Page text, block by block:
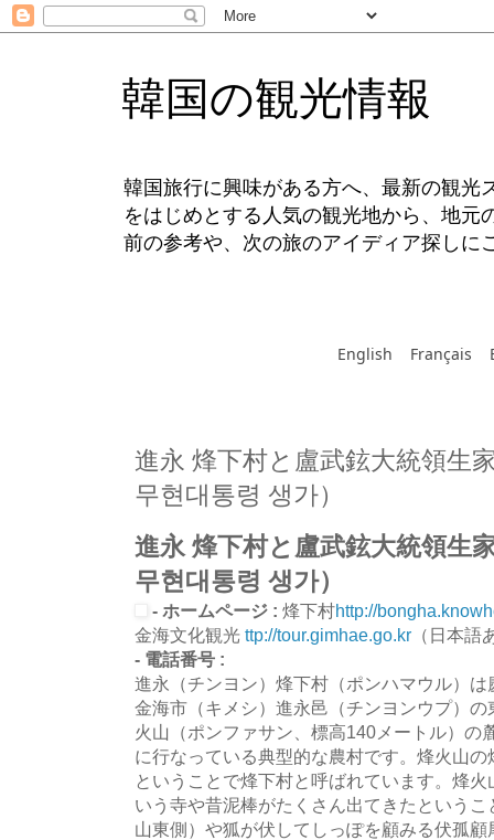
韓国の観光情報
韓国旅行に興味がある方へ、最新の観光
をはじめとする人気の観光地から、地
前の参考や、次の旅のアイディア探しに
English Français
進永 烽下村と盧武鉉大統領生
무현대통령 생가）
進永 烽下村と盧武鉉大統領生
무현대통령 생가）
- ホームページ : 烽下村http://
金海文化観光 ttp://tour.gimhae.go.kr （日本語
- 電話番号 :
進永（チンヨン）烽下村（ポンハマウル）
金海市（キメシ）進永邑（チンヨンウプ）
火山（ポンファサン、標高140メートル）の
に行なっている典型的な農村です。烽火山
ということで烽下村と呼ばれています。烽
いう寺や昔泥棒がたくさん出てきたという
山東側）や狐が伏してしっぽを顧みる伏孤